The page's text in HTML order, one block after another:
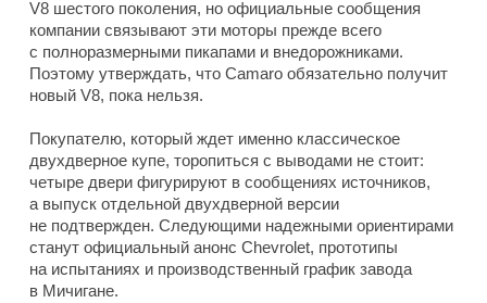
V8 шестого поколения, но официальные сообщения
компании связывают эти моторы прежде всего
с полноразмерными пикапами и внедорожниками.
Поэтому утверждать, что Camaro обязательно получит
новый V8, пока нельзя.
Покупателю, который ждет именно классическое
двухдверное купе, торопиться с выводами не стоит:
четыре двери фигурируют в сообщениях источников,
а выпуск отдельной двухдверной версии
не подтвержден. Следующими надежными ориентирами
станут официальный анонс Chevrolet, прототипы
на испытаниях и производственный график завода
в Мичигане.